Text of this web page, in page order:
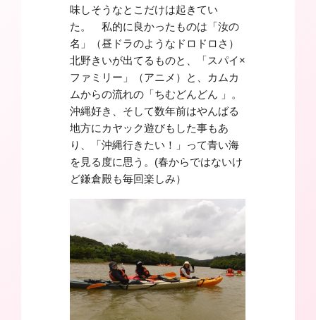
味しそうなとこだけは起きてい
た。 私的に良かったものは「汝の
名」（昼ドラのようなドロドロさ）
北野きいが出てるものと、「スパイ×
ファミリー」（アニメ）と、カムカ
ムからの流れの「ちむどんどん 」。
沖縄好き、そして数年前はやんばる
地方にカヤック遊びもした事もあ
り、「沖縄行きたい！」って青い海
を見る度に思う。(春からではないけ
ど鎌倉殿も毎回楽しみ）